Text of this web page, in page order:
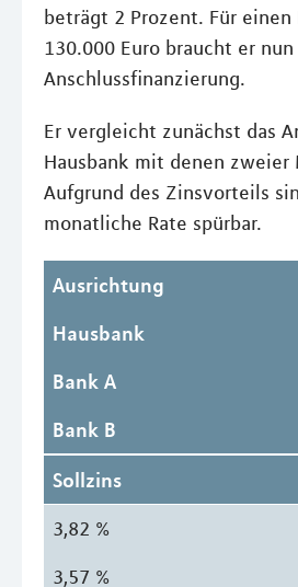
beträgt 2 Prozent. Für einen
130.000 Euro braucht er
Anschlussfinanzierung.
Er vergleicht zunächst das
Hausbank mit denen zweier
Aufgrund des Zinsvorteils
monatliche Rate spürbar.
Ausrichtung
Hausbank
Bank A
Bank B
Sollzins
3,82 %
3,57 %